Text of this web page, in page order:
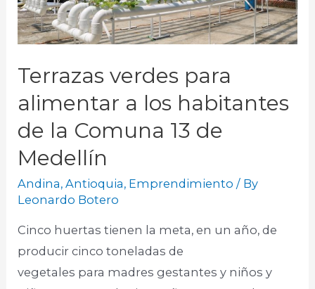
Terrazas verdes para
alimentar a los habitantes
de la Comuna 13 de
Medellín
Andina,Antioquia, Emprendimiento / By
Leonardo Botero
Cinco huertas tienen la meta, en un año, de
producir cinco toneladas de
vegetales para madres gestantes y niños y